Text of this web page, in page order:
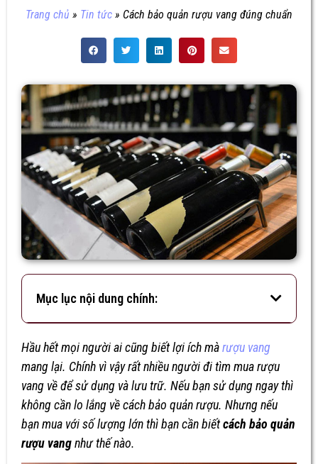
Trang chủ » Tin tức » Cách bảo quản rượu vang đúng chuẩn
Mục lục nội dung chính:
Hầu hết mọi người ai cũng biết lợi ích màrượu vang
mang lại. Chính vì vậy rất nhiều người đi tìm mua rượu
vang về để sử dụng và lưu trữ. Nếu bạn sử dụng ngay thì
không cần lo lắng về cách bảo quản rượu. Nhưng nếu
bạn mua với số lượng lớn thì bạn cần biếtcách bảo quản
rượu vangnhư thế nào.